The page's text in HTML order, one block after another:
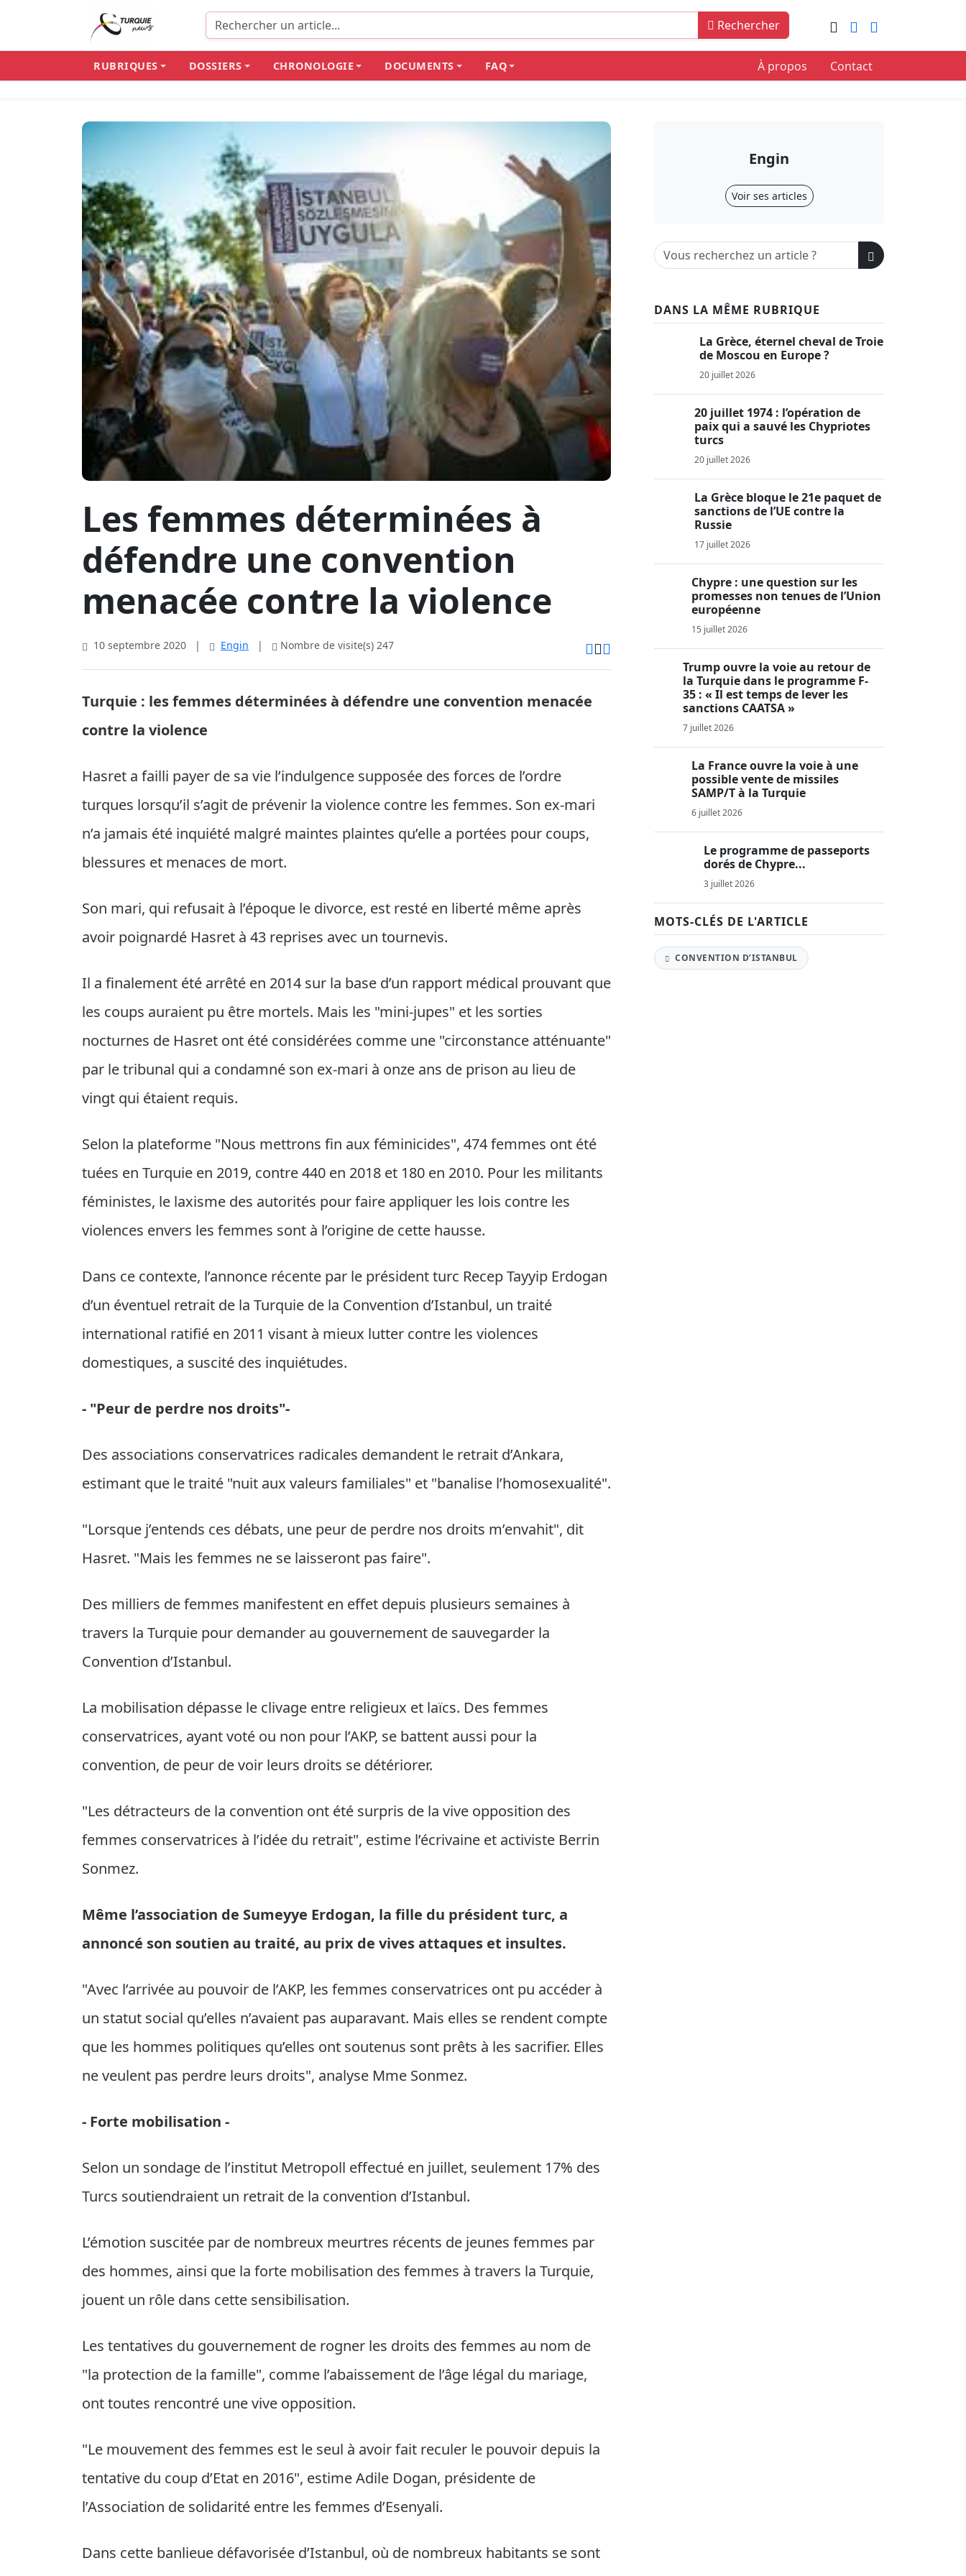
Rechercher
RUBRIQUES DOSSIERS CHRONOLOGIE DOCUMENTS FAQ À propos Contact
Les femmes déterminées à
défendre une convention
menacée contre la violence
10 septembre 2020 | Engin | Nombre de visite(s) 247
Turquie : les femmes déterminées à défendre une convention menacée
contre la violence
Hasret a failli payer de sa vie l’indulgence supposée des forces de l’ordre
turques lorsqu’il s’agit de prévenir la violence contre les femmes. Son ex-mari
n’a jamais été inquiété malgré maintes plaintes qu’elle a portées pour coups,
blessures et menaces de mort.
Son mari, qui refusait à l’époque le divorce, est resté en liberté même après
avoir poignardé Hasret à 43 reprises avec un tournevis.
Il a finalement été arrêté en 2014 sur la base d’un rapport médical prouvant que
les coups auraient pu être mortels. Mais les "mini-jupes" et les sorties
nocturnes de Hasret ont été considérées comme une "circonstance atténuante"
par le tribunal qui a condamné son ex-mari à onze ans de prison au lieu de
vingt qui étaient requis.
Selon la plateforme "Nous mettrons fin aux féminicides", 474 femmes ont été
tuées en Turquie en 2019, contre 440 en 2018 et 180 en 2010. Pour les militants
féministes, le laxisme des autorités pour faire appliquer les lois contre les
violences envers les femmes sont à l’origine de cette hausse.
Dans ce contexte, l’annonce récente par le président turc Recep Tayyip Erdogan
d’un éventuel retrait de la Turquie de la Convention d’Istanbul, un traité
international ratifié en 2011 visant à mieux lutter contre les violences
domestiques, a suscité des inquiétudes.
- "Peur de perdre nos droits"-
Des associations conservatrices radicales demandent le retrait d’Ankara,
estimant que le traité "nuit aux valeurs familiales" et "banalise l’homosexualité".
"Lorsque j’entends ces débats, une peur de perdre nos droits m’envahit", dit
Hasret. "Mais les femmes ne se laisseront pas faire".
Des milliers de femmes manifestent en effet depuis plusieurs semaines à
travers la Turquie pour demander au gouvernement de sauvegarder la
Convention d’Istanbul.
La mobilisation dépasse le clivage entre religieux et laïcs. Des femmes
conservatrices, ayant voté ou non pour l’AKP, se battent aussi pour la
convention, de peur de voir leurs droits se détériorer.
"Les détracteurs de la convention ont été surpris de la vive opposition des
femmes conservatrices à l’idée du retrait", estime l’écrivaine et activiste Berrin
Sonmez.
Même l’association de Sumeyye Erdogan, la fille du président turc, a
annoncé son soutien au traité, au prix de vives attaques et insultes.
"Avec l’arrivée au pouvoir de l’AKP, les femmes conservatrices ont pu accéder à
un statut social qu’elles n’avaient pas auparavant. Mais elles se rendent compte
que les hommes politiques qu’elles ont soutenus sont prêts à les sacrifier. Elles
ne veulent pas perdre leurs droits", analyse Mme Sonmez.
- Forte mobilisation -
Selon un sondage de l’institut Metropoll effectué en juillet, seulement 17% des
Turcs soutiendraient un retrait de la convention d’Istanbul.
L’émotion suscitée par de nombreux meurtres récents de jeunes femmes par
des hommes, ainsi que la forte mobilisation des femmes à travers la Turquie,
jouent un rôle dans cette sensibilisation.
Les tentatives du gouvernement de rogner les droits des femmes au nom de
"la protection de la famille", comme l’abaissement de l’âge légal du mariage,
ont toutes rencontré une vive opposition.
"Le mouvement des femmes est le seul à avoir fait reculer le pouvoir depuis la
tentative du coup d’Etat en 2016", estime Adile Dogan, présidente de
l’Association de solidarité entre les femmes d’Esenyali.
Dans cette banlieue défavorisée d’Istanbul, où de nombreux habitants se sont
Engin
Voir ses articles
DANS LA MÊME RUBRIQUE
La Grèce, éternel cheval de Troie
de Moscou en Europe ?
20 juillet 2026
20 juillet 1974 : l’opération de
paix qui a sauvé les Chypriotes
turcs
20 juillet 2026
La Grèce bloque le 21e paquet de
sanctions de l’UE contre la
Russie
17 juillet 2026
Chypre : une question sur les
promesses non tenues de l’Union
européenne
15 juillet 2026
Trump ouvre la voie au retour de
la Turquie dans le programme F-
35 : « Il est temps de lever les
sanctions CAATSA »
7 juillet 2026
La France ouvre la voie à une
possible vente de missiles
SAMP/T à la Turquie
6 juillet 2026
Le programme de passeports
dorés de Chypre...
3 juillet 2026
MOTS-CLÉS DE L'ARTICLE
CONVENTION D’ISTANBUL